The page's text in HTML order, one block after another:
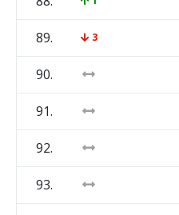
89. 3
90.
91.
92.
93.